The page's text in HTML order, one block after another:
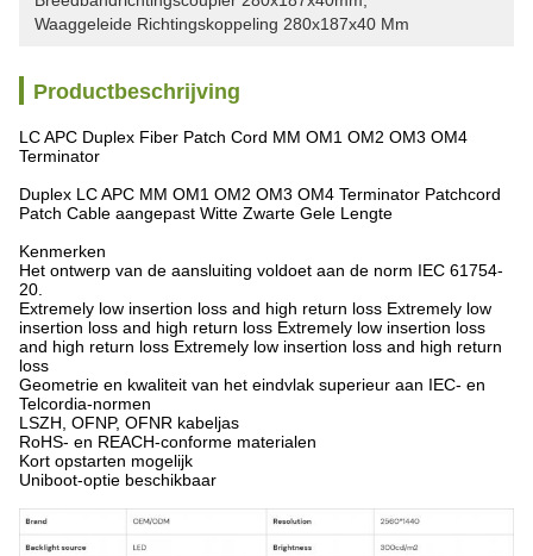
Waaggeleide Richtingskoppeling 280x187x40 Mm
Productbeschrijving
LC APC Duplex Fiber Patch Cord MM OM1 OM2 OM3 OM4
Terminator
Duplex LC APC MM OM1 OM2 OM3 OM4 Terminator Patchcord
Patch Cable aangepast Witte Zwarte Gele Lengte
Kenmerken
Het ontwerp van de aansluiting voldoet aan de norm IEC 61754-
20.
Extremely low insertion loss and high return loss Extremely low
insertion loss and high return loss Extremely low insertion loss
and high return loss Extremely low insertion loss and high return
loss
Geometrie en kwaliteit van het eindvlak superieur aan IEC- en
Telcordia-normen
LSZH, OFNP, OFNR kabeljas
RoHS- en REACH-conforme materialen
Kort opstarten mogelijk
Uniboot-optie beschikbaar